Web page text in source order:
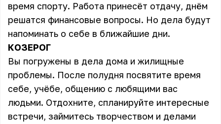
время спорту. Работа принесёт отдачу, днём
решатся финансовые вопросы. Но дела будут
напоминать о себе в ближайшие дни.
КОЗЕРОГ
Вы погружены в дела дома и жилищные
проблемы. После полудня посвятите время
себе, учёбе, общению с любящими вас
людьми. Отдохните, спланируйте интересные
встречи, займитесь творчеством и делами